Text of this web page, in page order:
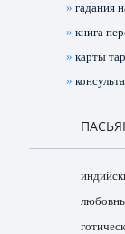
»гадания
»книга
»карты
»